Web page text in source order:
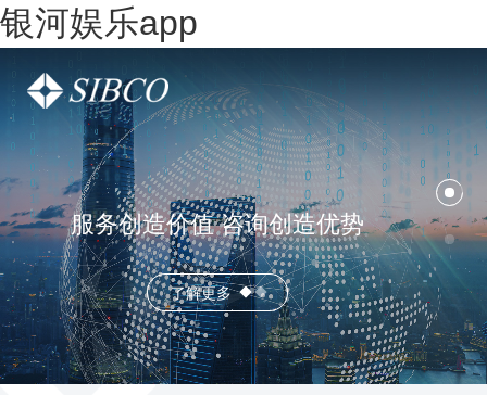
银河娱乐app
服务创造价值 咨询创造优势
了解更多